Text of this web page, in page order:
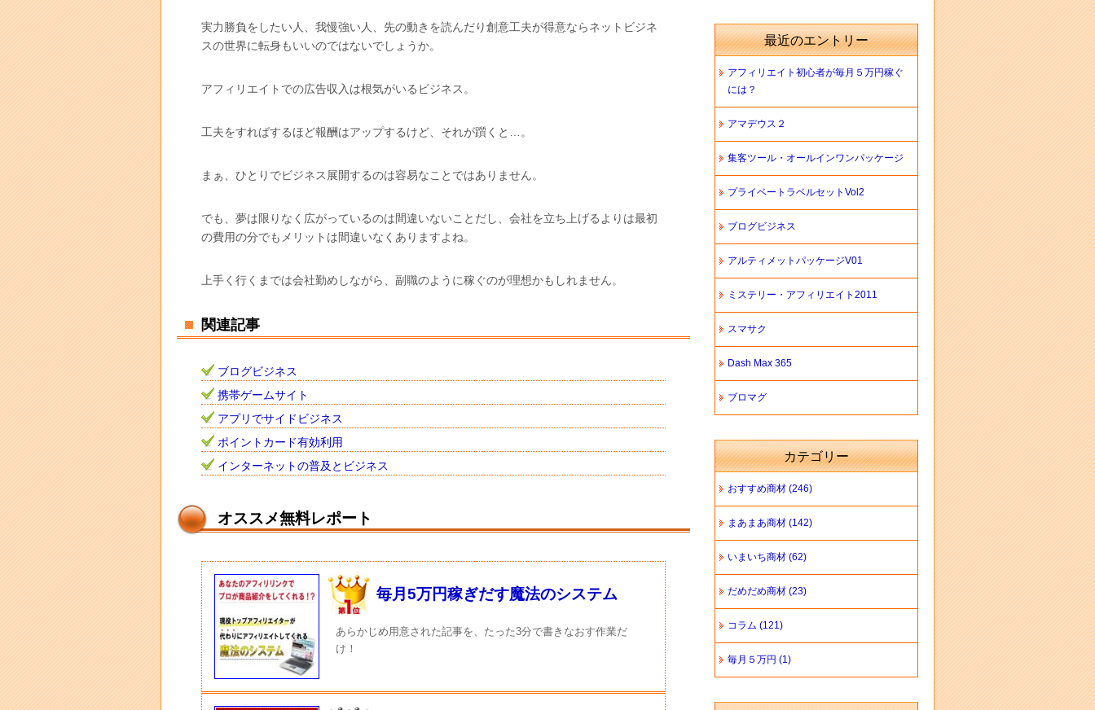
実力勝負をしたい人、我慢強い人、先の動きを読んだり創意工夫が得意ならネットビジネ
スの世界に転身もいいのではないでしょうか。
アフィリエイトでの広告収入は根気がいるビジネス。
工夫をすればするほど報酬はアップするけど、それが躓くと…。
まぁ、ひとりでビジネス展開するのは容易なことではありません。
でも、夢は限りなく広がっているのは間違いないことだし、会社を立ち上げるよりは最初
の費用の分でもメリットは間違いなくありますよね。
上手く行くまでは会社勤めしながら、副職のように稼ぐのが理想かもしれません。
関連記事
ブログビジネス
携帯ゲームサイト
アプリでサイドビジネス
ポイントカード有効利用
インターネットの普及とビジネス
オススメ無料レポート
毎月5万円稼ぎだす魔法のシステム
あらかじめ用意された記事を、たった3分で書きなおす作業だ
け！
最近のエントリー
アフィリエイト初心者が毎月５万円稼ぐ
には？
アマデウス２
集客ツール・オールインワンパッケージ
プライベートラベルセットVol2
ブログビジネス
アルティメットパッケージV01
ミステリー・アフィリエイト2011
スマサク
Dash Max 365
ブロマグ
カテゴリー
おすすめ商材 (246)
まあまあ商材 (142)
いまいち商材 (62)
だめだめ商材 (23)
コラム (121)
毎月５万円 (1)